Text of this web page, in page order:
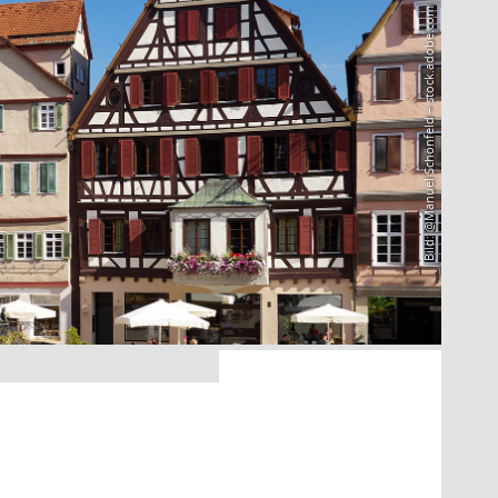
Bild: @Manuel Schönfeld – stock.adobe.com